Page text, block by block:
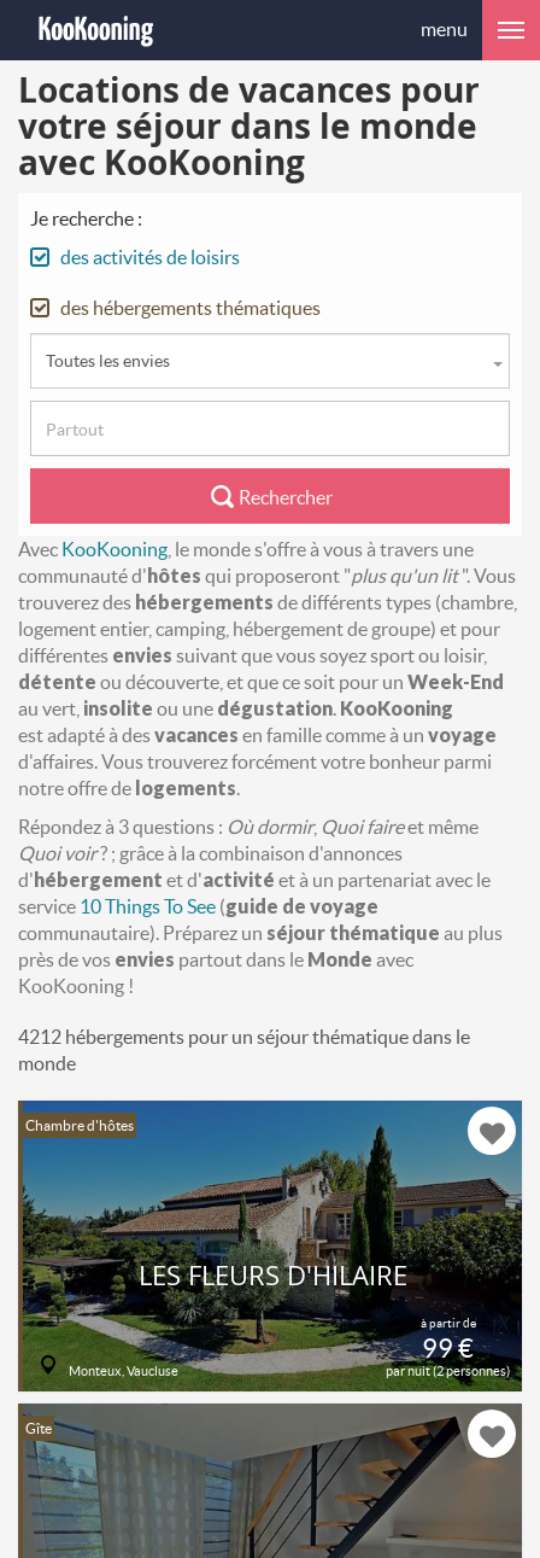
menu
Locations de vacances pour
votre séjour dans le monde
avec KooKooning
Je recherche :
des activités de loisirs
des hébergements thématiques
Toutes les envies
Rechercher
Avec KooKooning , le monde s'offre à vous à travers une
communauté d'hôtes qui proposeront "plus qu'un lit". Vous
trouverez des hébergements de différents types (chambre,
logement entier, camping, hébergement de groupe) et pour
différentes envies suivant que vous soyez sport ou loisir,
détente ou découverte, et que ce soit pour un Week-End
au vert, insolite ou une dégustation. KooKooning
est adapté à desvacances en famille comme à un voyage
d'affaires. Vous trouverez forcément votre bonheur parmi
notre offre de logements.
Répondez à 3 questions : Où dormir, Quoi faireet même
Quoi voir? ; grâce à la combinaison d'annonces
d'hébergement et d'activité et à un partenariat avec le
service 10 Things To See (guide de voyage
communautaire). Préparez un séjour thématique au plus
près de vos envies partout dans le Monde avec
KooKooning !
4212 hébergements pour un séjour thématique dans le
monde
Chambre d'hôtes
à partir de
99 €
par nuit (2 personnes)
LES FLEURS D'HILAIRE
Monteux, Vaucluse
Gîte